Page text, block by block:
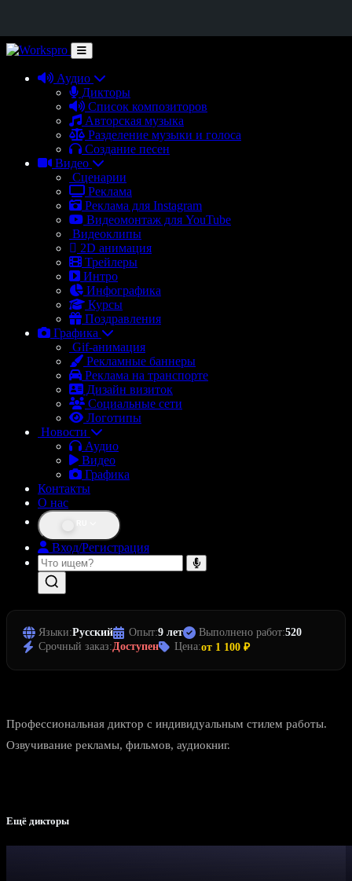
Аудио
Дикторы
Список композиторов
Авторская музыка
Разделение музыки и голоса
Создание песен
Видео
Сценарии
Реклама
Реклама для Instagram
Видеомонтаж для YouTube
Видеоклипы
2D анимация
Трейлеры
Интро
Инфографика
Курсы
Поздравления
Графика
Gif-анимация
Рекламные баннеры
Реклама на транспорте
Дизайн визиток
Социальные сети
Логотипы
Новости
Аудио
Видео
Графика
Контакты
О нас
Вход/Регистрация
Языки:Русский Опыт:9 лет Выполнено работ:520
Срочный заказ:Доступен Цена:от 1 100 ₽
Профессиональная диктор с индивидуальным стилем работы.
Озвучивание рекламы, фильмов, аудиокниг.
Ещё дикторы